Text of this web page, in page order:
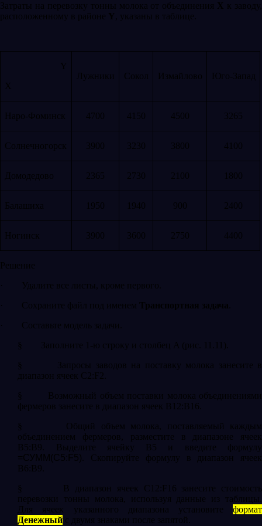
Затраты на перевозку тонны молока от объединения X
к заводу,
расположенному в районе Y , указаны в таблице.
Y
X
Лужники Сокол Измайлово Юго-Запад
Наро-Фоминск 4700 4150 4500 3265
Солнечногорск 3900 3230 3800 4100
Домодедово 2365 2730 2100 1800
Балашиха 1950 1940 900 2400
Ногинск 3900 3600 2750 4400
Решение
·
Удалите все листы, кроме первого.
·
Сохраните файл под именем Транспортная задача
·
Составьте модель задачи.
§
Заполните 1-ю строку и столбец A (рис. 11.11).
§
Запросы заводов на поставку молока занесите в
диапазон ячеек C2:F2.
§
Возможный объем поставки молока объединениями
фермеров занесите в диапазон ячеек B12:B16.
§
Общий объем молока, поставляемый каждым
объединением фермеров, разместите в диапазоне ячеек
B5:B9. Выделите ячейку B5 и введите формулу
=СУММ(C5:F5) . Скопируйте формулу в диапазон ячеек
B6:B9.
§
В диапазон ячеек С12:F16 занесите стоимость
перевозки тонны молока, используя данные из таблицы.
Для ячеек указанного диапазона установите формат
Денежный с двумя знаками после запятой.